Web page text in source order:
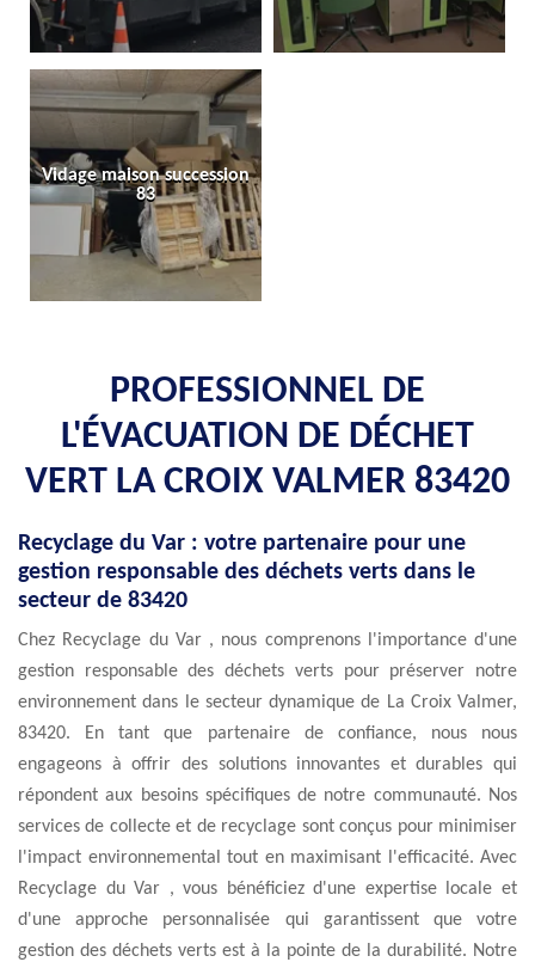
Vidage maison succession
83
PROFESSIONNEL DE
L'ÉVACUATION DE DÉCHET
VERT LA CROIX VALMER 83420
Recyclage du Var : votre partenaire pour une
gestion responsable des déchets verts dans le
secteur de 83420
Chez Recyclage du Var , nous comprenons l'importance d'une
gestion responsable des déchets verts pour préserver notre
environnement dans le secteur dynamique de La Croix Valmer,
83420. En tant que partenaire de confiance, nous nous
engageons à offrir des solutions innovantes et durables qui
répondent aux besoins spécifiques de notre communauté. Nos
services de collecte et de recyclage sont conçus pour minimiser
l'impact environnemental tout en maximisant l'efficacité. Avec
Recyclage du Var , vous bénéficiez d'une expertise locale et
d'une approche personnalisée qui garantissent que votre
gestion des déchets verts est à la pointe de la durabilité. Notre